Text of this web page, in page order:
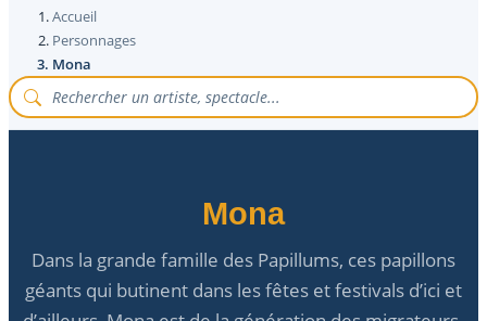
Accueil
Personnages
Mona
Mona
Dans la grande famille des Papillums, ces papillons
géants qui butinent dans les fêtes et festivals d’ici et